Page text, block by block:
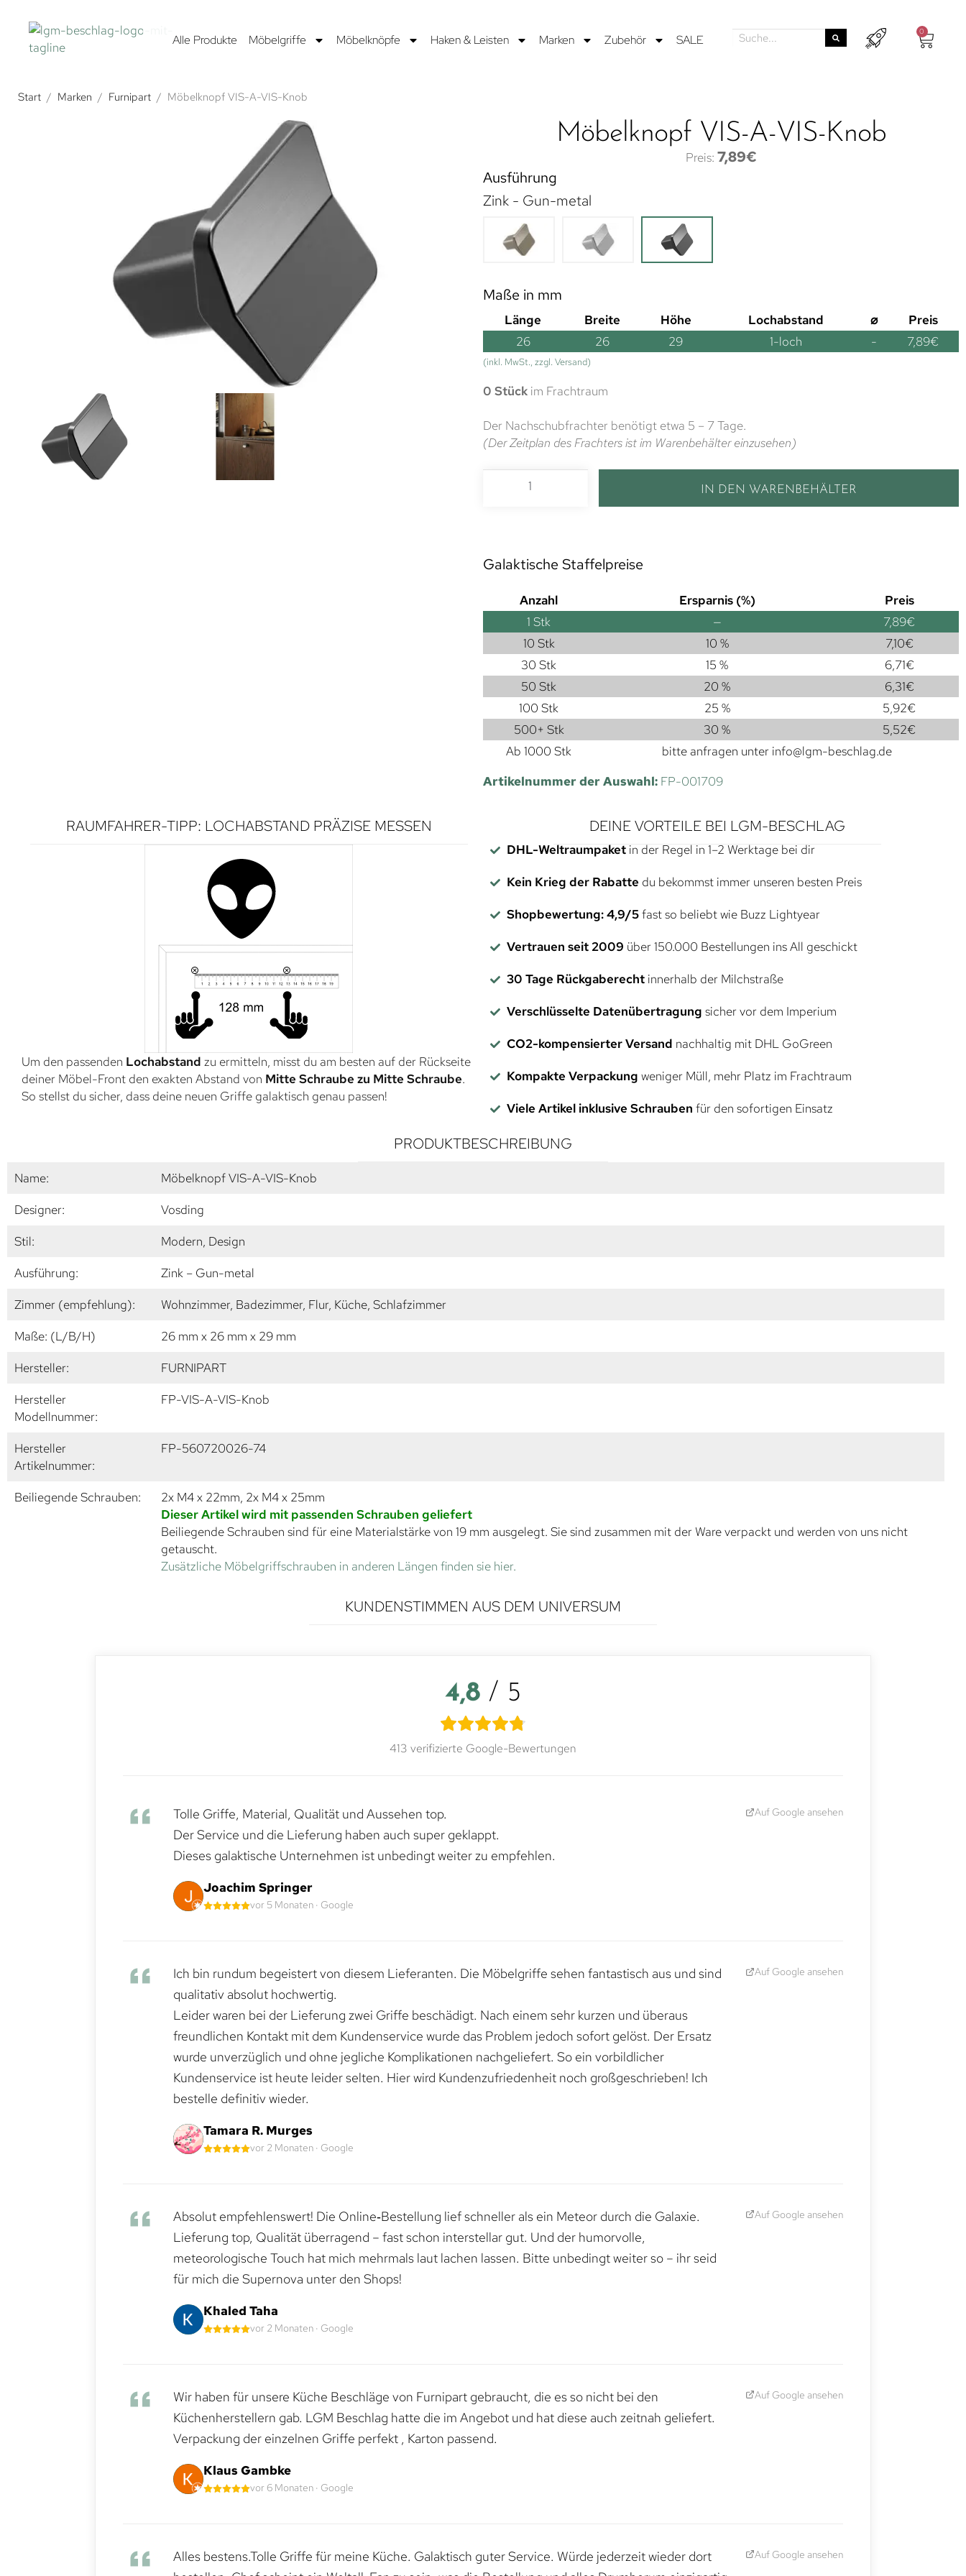
Alle Produkte Möbelgriffe Möbelknöpfe Haken & Leisten Marken Zubehör SALE
0
Start / Marken / Furnipart / Möbelknopf VIS-A-VIS-Knob
Möbelknopf VIS-A-VIS-Knob
7,89€
Ausführung
Zink - Gun-metal
Maße in mm
Länge Breite Höhe Lochabstand ⌀
Preis
26
26 29 1-loch - 7,89€
(inkl. MwSt., zzgl. Versand)
0 Stück im Frachtraum
Der Nachschubfrachter benötigt etwa 5 – 7 Tage.
(Der Zeitplan des Frachters ist im Warenbehälter einzusehen)
IN DEN WARENBEHÄLTER
Galaktische Staffelpreise
Anzahl Ersparnis (%)
Preis
1 Stk — 7,89€
10 Stk
10 % 7,10€
30 Stk
15 % 6,71€
50 Stk
20 % 6,31€
100 Stk
25 % 5,92€
500+ Stk
30 % 5,52€
Ab 1000 Stk
bitte anfragen unter info@lgm-beschlag.de
Artikelnummer der Auswahl: FP-001709
RAUMFAHRER-TIPP: LOCHABSTAND PRÄZISE MESSEN
Um den passenden Lochabstand zu ermitteln, misst du am besten auf der Rückseite
deiner Möbel-Front den exakten Abstand von Mitte Schraube zu Mitte Schraube.
So stellst du sicher, dass deine neuen Griffe galaktisch genau passen!
DEINE VORTEILE BEI LGM-BESCHLAG
DHL-Weltraumpaketin der Regel in 1–2 Werktage bei dir
Kein Krieg der Rabatte du bekommst immer unseren besten Preis
Shopbewertung: 4,9/5fast so beliebt wie Buzz Lightyear
Vertrauen seit 2009 über 150.000 Bestellungen ins All geschickt
30 Tage Rückgaberechtinnerhalb der Milchstraße
Verschlüsselte Datenübertragung sicher vor dem Imperium
CO2-kompensierter Versand nachhaltig mit DHL GoGreen
Kompakte Verpackung weniger Müll, mehr Platz im Frachtraum
Viele Artikel inklusive Schrauben für den sofortigen Einsatz
PRODUKTBESCHREIBUNG
Name:
Möbelknopf VIS-A-VIS-Knob
Designer:
Vosding
Stil:
Modern, Design
Ausführung:
Zink – Gun-metal
Zimmer (empfehlung):
Wohnzimmer, Badezimmer, Flur, Küche, Schlafzimmer
Maße: (L/B/H)
26 mm x 26 mm x 29 mm
Hersteller:
FURNIPART
Hersteller
Modellnummer:
FP-VIS-A-VIS-Knob
Hersteller
Artikelnummer:
FP-560720026-74
Beiliegende Schrauben:
2x M4 x 22mm, 2x M4 x 25mm
Dieser Artikel wird mit passenden Schrauben geliefert
Beiliegende Schrauben sind für eine Materialstärke von 19 mm ausgelegt. Sie sind zusammen mit der Ware verpackt und werden von uns nicht
getauscht.
Zusätzliche Möbelgriffschrauben in anderen Längen finden sie hier.
KUNDENSTIMMEN AUS DEM UNIVERSUM
4,8 / 5
413 verifizierte Google-Bewertungen
Tolle Griffe, Material, Qualität und Aussehen top.
Der Service und die Lieferung haben auch super geklappt.
Dieses galaktische Unternehmen ist unbedingt weiter zu empfehlen.
Joachim Springer
vor 5 Monaten · Google
Auf Google ansehen
Ich bin rundum begeistert von diesem Lieferanten. Die Möbelgriffe sehen fantastisch aus und sind
qualitativ absolut hochwertig.
Leider waren bei der Lieferung zwei Griffe beschädigt. Nach einem sehr kurzen und überaus
freundlichen Kontakt mit dem Kundenservice wurde das Problem jedoch sofort gelöst. Der Ersatz
wurde unverzüglich und ohne jegliche Komplikationen nachgeliefert. So ein vorbildlicher
Kundenservice ist heute leider selten. Hier wird Kundenzufriedenheit noch großgeschrieben! Ich
bestelle definitiv wieder.
Tamara R. Murges
vor 2 Monaten · Google
Auf Google ansehen
Absolut empfehlenswert! Die Online‑Bestellung lief schneller als ein Meteor durch die Galaxie.
Lieferung top, Qualität überragend – fast schon interstellar gut. Und der humorvolle,
meteorologische Touch hat mich mehrmals laut lachen lassen. Bitte unbedingt weiter so – ihr seid
für mich die Supernova unter den Shops!
Khaled Taha
vor 2 Monaten · Google
Auf Google ansehen
Wir haben für unsere Küche Beschläge von Furnipart gebraucht, die es so nicht bei den
Küchenherstellern gab. LGM Beschlag hatte die im Angebot und hat diese auch zeitnah geliefert.
Verpackung der einzelnen Griffe perfekt , Karton passend.
Klaus Gambke
vor 6 Monaten · Google
Auf Google ansehen
Alles bestens.Tolle Griffe für meine Küche. Galaktisch guter Service. Würde jederzeit wieder dort
Auf Google ansehen